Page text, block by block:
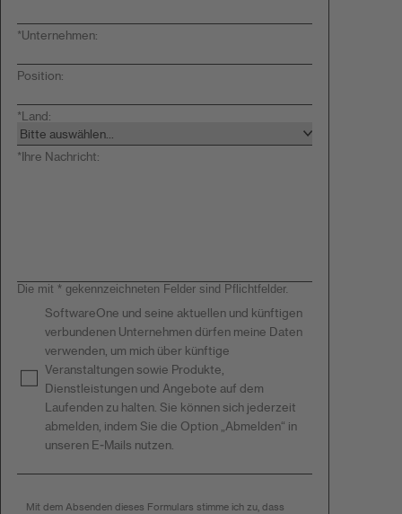
*Unternehmen:
Position:
*Land:
*Ihre Nachricht:
Die mit * gekennzeichneten Felder sind Pflichtfelder.
SoftwareOne und seine aktuellen und künftigen
verbundenen Unternehmen dürfen meine Daten
verwenden, um mich über künftige
Veranstaltungen sowie Produkte,
Dienstleistungen und Angebote auf dem
Laufenden zu halten. Sie können sich jederzeit
abmelden, indem Sie die Option „Abmelden“ in
unseren E-Mails nutzen.
Mit dem Absenden dieses Formulars stimme ich zu, dass